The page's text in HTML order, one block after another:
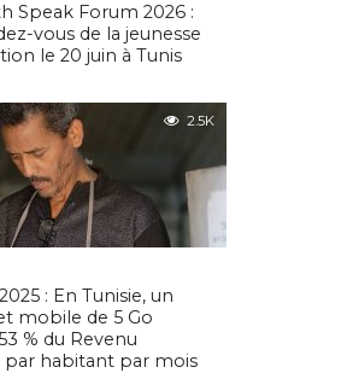
Speak Forum 2026 :
vous de la jeunesse
le 20 juin à Tunis
2.5K
: En Tunisie, un
mobile de 5 Go
% du Revenu
par habitant par mois